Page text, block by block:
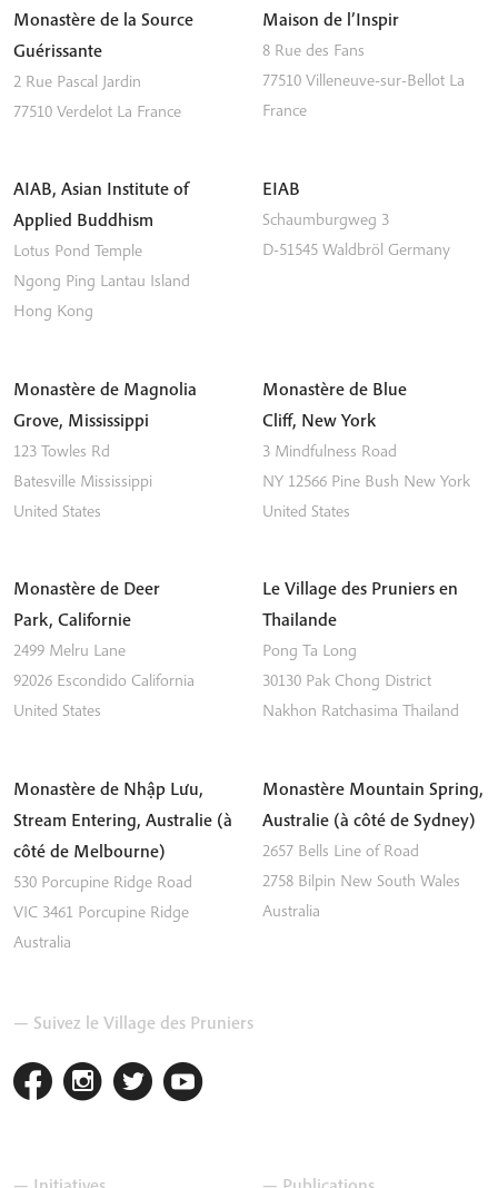
Monastère de la Source
Guérissante
2 Rue Pascal Jardin
77510 Verdelot La France
Maison de l’Inspir
8 Rue des Fans
77510 Villeneuve-sur-Bellot La
France
AIAB, Asian Institute of
Applied Buddhism
Lotus Pond Temple
Ngong Ping Lantau Island
Hong Kong
EIAB
Schaumburgweg 3
D-51545 Waldbröl Germany
Monastère de Magnolia
Grove, Mississippi
123 Towles Rd
Batesville Mississippi
United States
Monastère de Blue
Cliff, New York
3 Mindfulness Road
NY 12566 Pine Bush New York
United States
Monastère de Deer
Park, Californie
2499 Melru Lane
92026 Escondido California
United States
Le Village des Pruniers en
Thailande
Pong Ta Long
30130 Pak Chong District
Nakhon Ratchasima Thailand
Monastère de Nhập Lưu,
Stream Entering, Australie (à
côté de Melbourne)
530 Porcupine Ridge Road
VIC 3461 Porcupine Ridge
Australia
Monastère Mountain Spring,
Australie (à côté de Sydney)
2657 Bells Line of Road
2758 Bilpin New South Wales
Australia
— Suivez le Village des Pruniers